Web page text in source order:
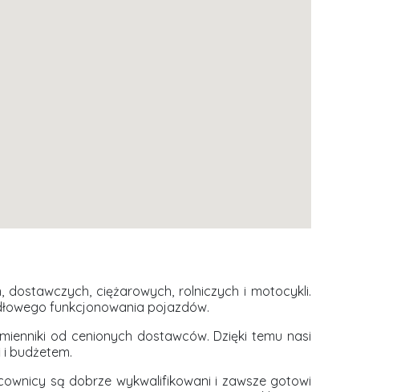
ciężarowych, rolniczych i motocykli.
funkcjonowania pojazdów.
od cenionych dostawców. Dzięki temu nasi
budżetem.
są dobrze wykwalifikowani i zawsze gotowi